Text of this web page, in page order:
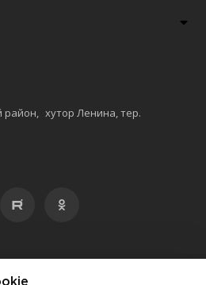
район, хутор Ленина, тер.